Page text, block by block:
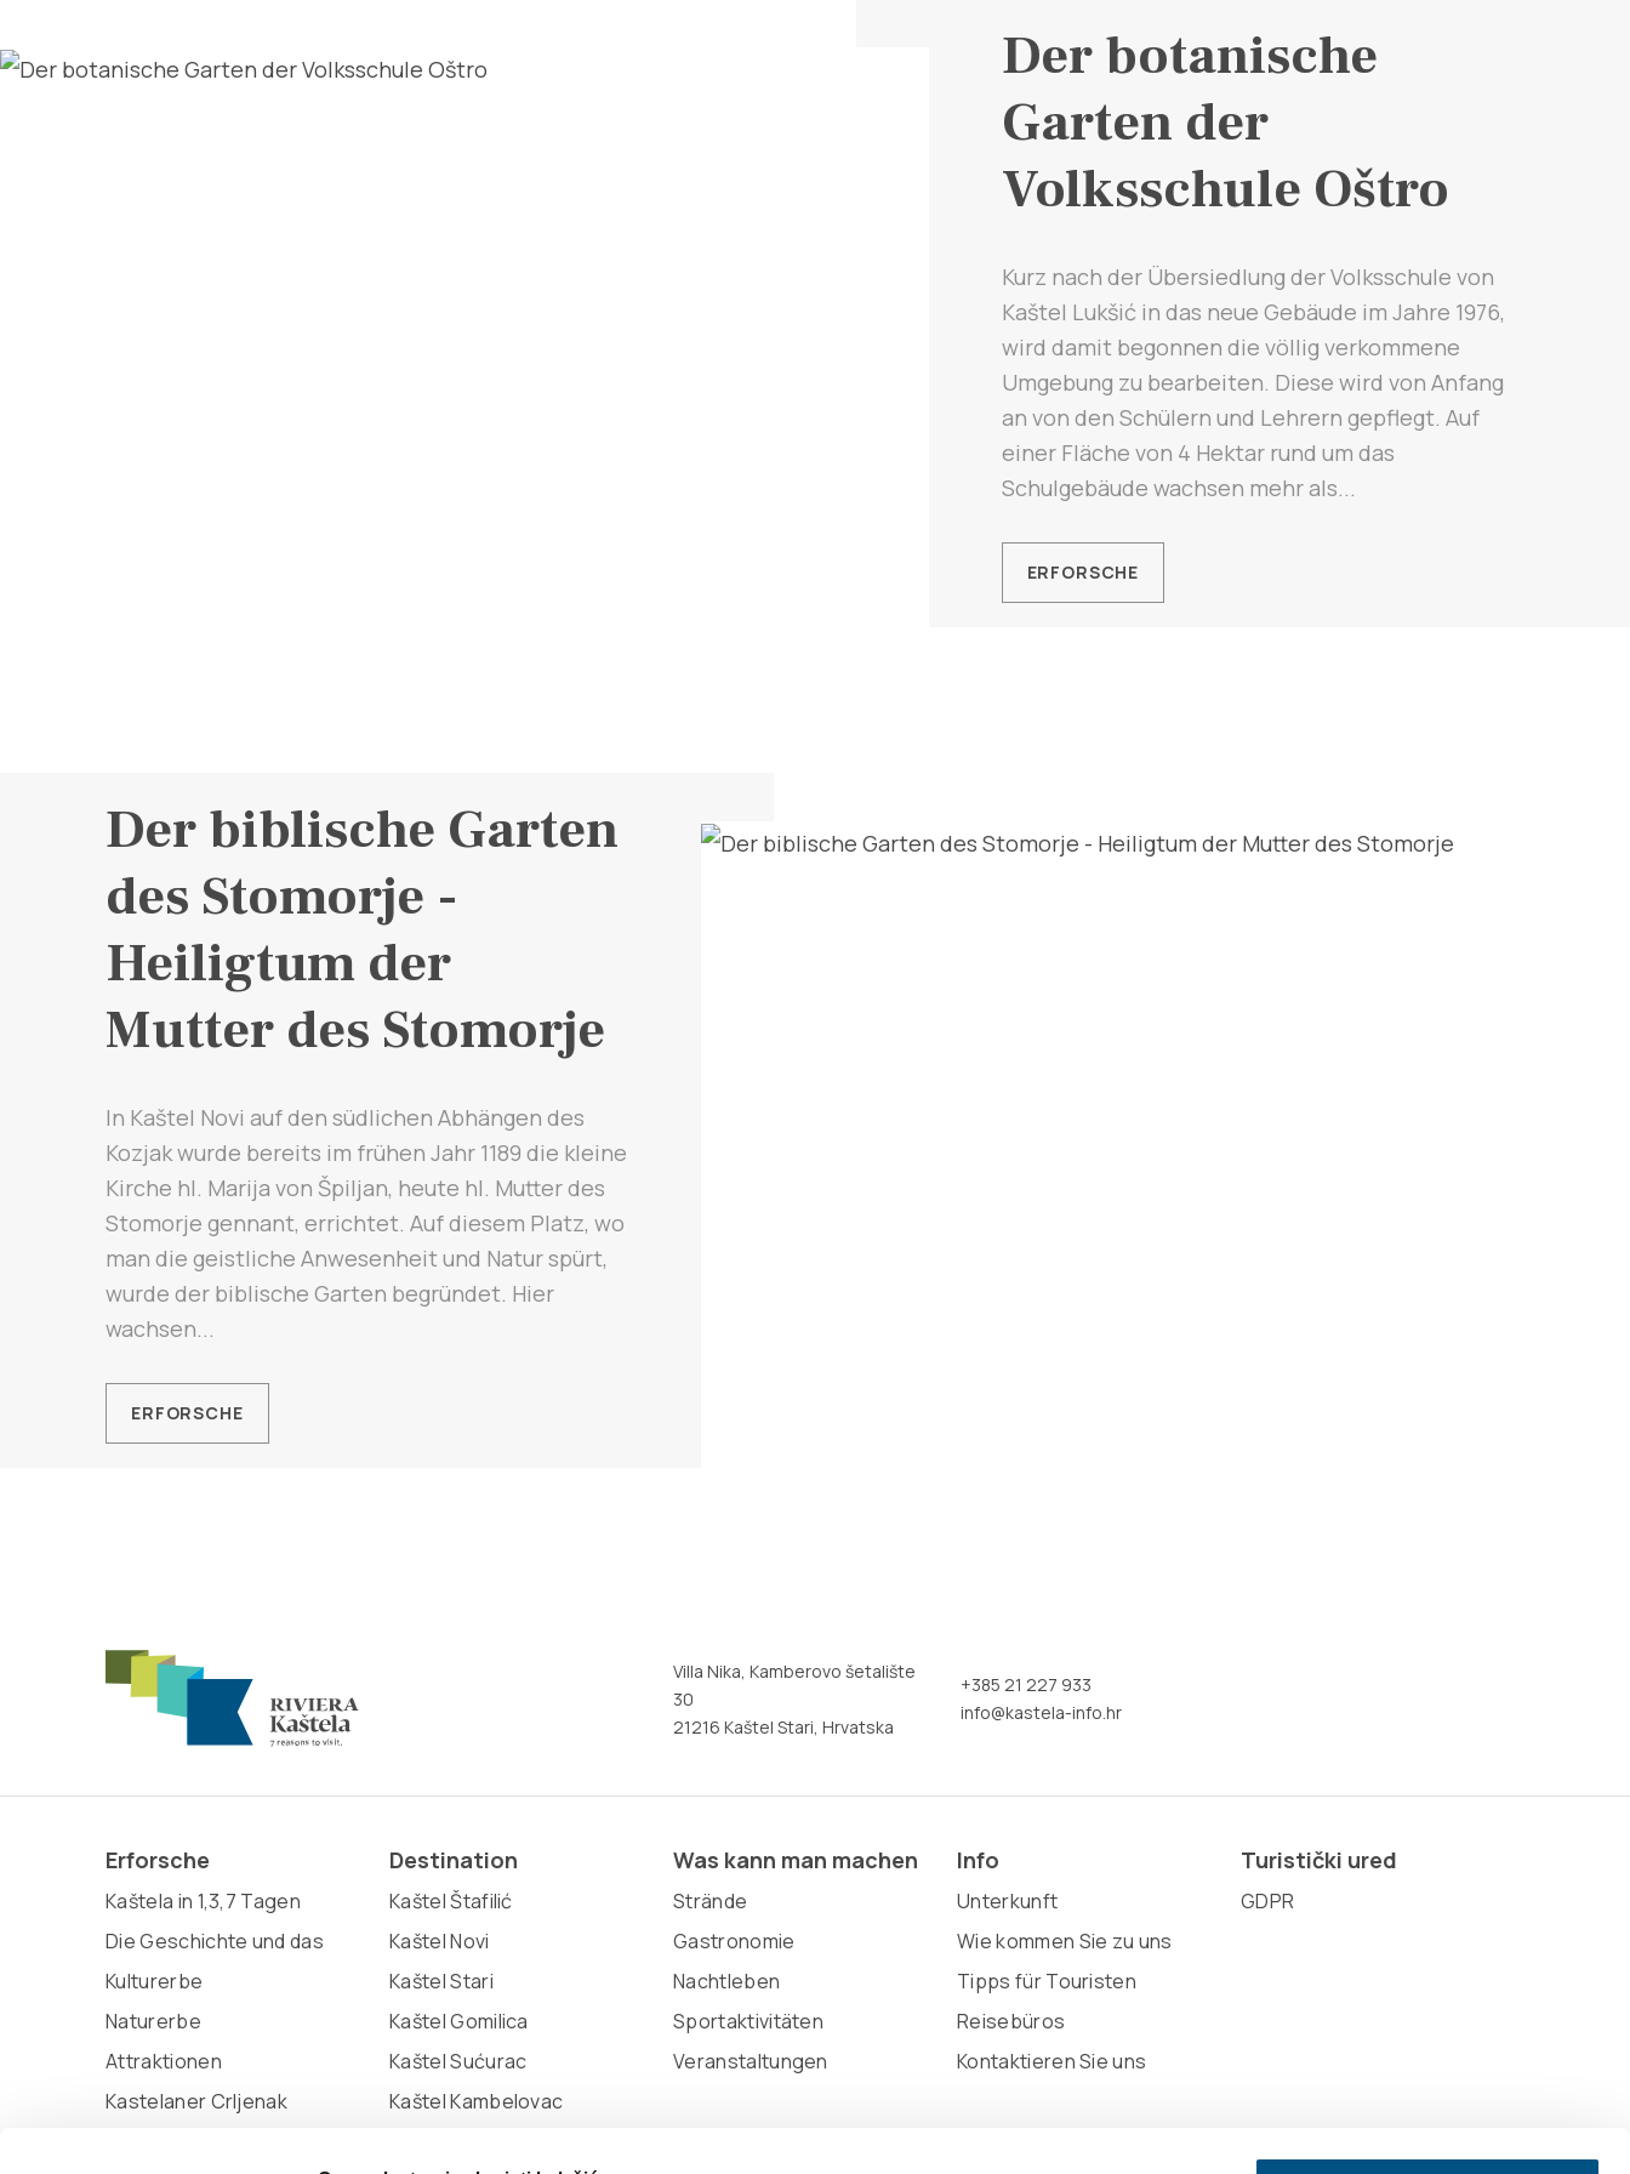
Der botanische
Garten der
Volksschule Oštro
Kurz nach der Übersiedlung der Volksschule von
Kaštel Lukšić in das neue Gebäude im Jahre 1976,
wird damit begonnen die völlig verkommene
Umgebung zu bearbeiten. Diese wird von Anfang
an von den Schülern und Lehrern gepflegt. Auf
einer Fläche von 4 Hektar rund um das
Schulgebäude wachsen mehr als...
ERFORSCHE
Der biblische Garten
des Stomorje -
Heiligtum der
Mutter des Stomorje
In Kaštel Novi auf den südlichen Abhängen des
Kozjak wurde bereits im frühen Jahr 1189 die kleine
Kirche hl. Marija von Špiljan, heute hl. Mutter des
Stomorje gennant, errichtet. Auf diesem Platz, wo
man die geistliche Anwesenheit und Natur spürt,
wurde der biblische Garten begründet. Hier
wachsen...
ERFORSCHE
Villa Nika, Kamberovo šetalište
30
21216 Kaštel Stari, Hrvatska
+385 21 227 933
info@kastela-info.hr
Erforsche
Kaštela in 1,3,7 Tagen
Die Geschichte und das
Kulturerbe
Naturerbe
Attraktionen
Kastelaner Crljenak
Destination
Kaštel Štafilić
Kaštel Novi
Kaštel Stari
Kaštel Gomilica
Kaštel Sućurac
Kaštel Kambelovac
Was kann man machen
Strände
Gastronomie
Nachtleben
Sportaktivitäten
Veranstaltungen
Info
Unterkunft
Wie kommen Sie zu uns
Tipps für Touristen
Reisebüros
Kontaktieren Sie uns
Turistički ured
GDPR